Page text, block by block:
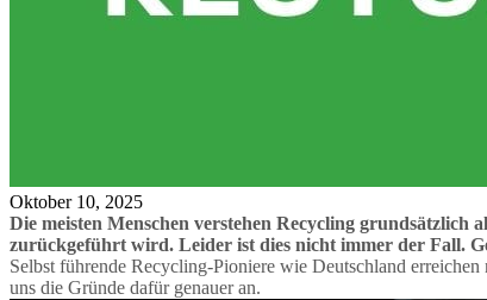
Oktober 10, 2025
Die meisten Menschen verstehen Recycling
zurückgeführt wird. Leider ist dies nicht immer der Fall.
Selbst führende Recycling-Pioniere wie Deutschland erreichen
uns die Gründe dafür genauer an.